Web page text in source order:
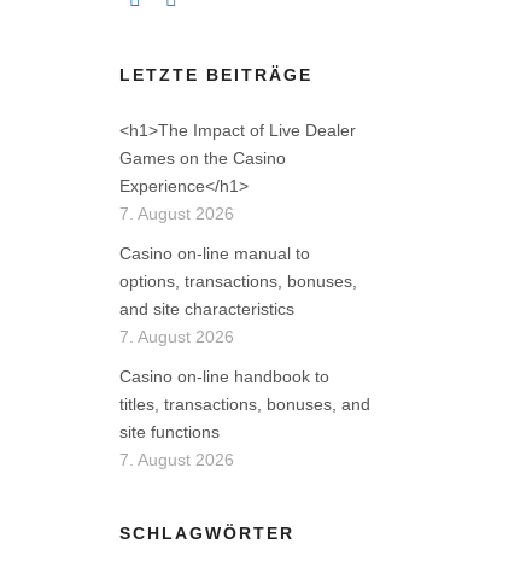
LETZTE BEITRÄGE
<h1>The Impact of Live Dealer
Games on the Casino
Experience</h1>
7. August 2026
Casino on-line manual to
options, transactions, bonuses,
and site characteristics
7. August 2026
Casino on-line handbook to
titles, transactions, bonuses, and
site functions
7. August 2026
SCHLAGWÖRTER